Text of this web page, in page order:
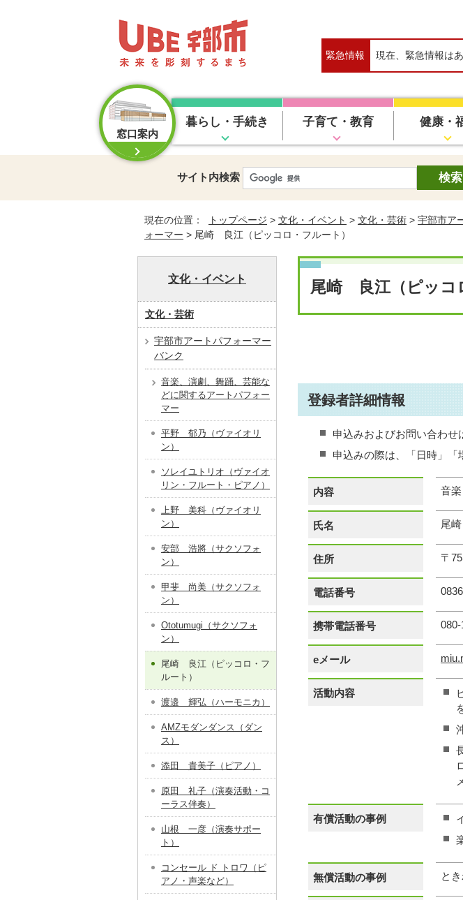
緊急情報 現在、緊急情報は
窓口案内
暮らし・手続き 子育て・教育 健康・
サイト内検索
現在の位置： トップページ > 文化・イベント > 文化・芸術 > 宇部市ア
ォーマー > 尾崎 良江（ピッコロ・フルート）
尾崎 良江（ピッコ
登録者詳細情報
申込みおよびお問い合わせ
申込みの際は、「日時」「
内容 音楽
氏名 尾
住所 〒
電話番号
携帯電話番号
eメール
活動内容
有償活動の事例
無償活動の事例 と
文化・イベント
文化・芸術
宇部市アートパフォーマー
バンク
音楽、演劇、舞踊、芸能な
どに関するアートパフォー
マー
平野 郁乃（ヴァイオリ
ン）
ソレイユトリオ（ヴァイオ
リン・フルート・ピアノ）
上野 美科（ヴァイオリ
ン）
安部 浩將（サクソフォ
ン）
甲斐 尚美（サクソフォ
ン）
Ototumugi（サクソフォ
ン）
尾崎 良江（ピッコロ・フ
ルート）
渡邉 輝弘（ハーモニカ）
AMZモダンダンス（ダン
ス）
添田 貴美子（ピアノ）
原田 礼子（演奏活動・コ
ーラス伴奏）
山根 一彦（演奏サポー
ト）
コンセール ド トロワ（ピ
アノ・声楽など）